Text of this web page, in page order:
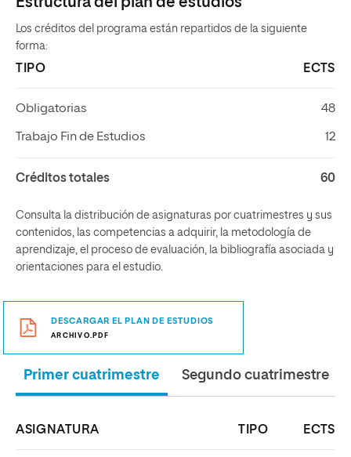
Los créditos del programa están repartidos de la siguiente
forma:
TIPO ECTS
Obligatorias 48
Trabajo Fin de Estudios 12
Créditos totales 60
Consulta la distribución de asignaturas por cuatrimestres y sus
contenidos, las competencias a adquirir, la metodología de
aprendizaje, el proceso de evaluación, la bibliografía asociada y
orientaciones para el estudio.
DESCARGAR EL PLAN DE ESTUDIOS
ARCHIVO.PDF
Primer cuatrimestre Segundo cuatrimestre
ASIGNATURA TIPO ECTS